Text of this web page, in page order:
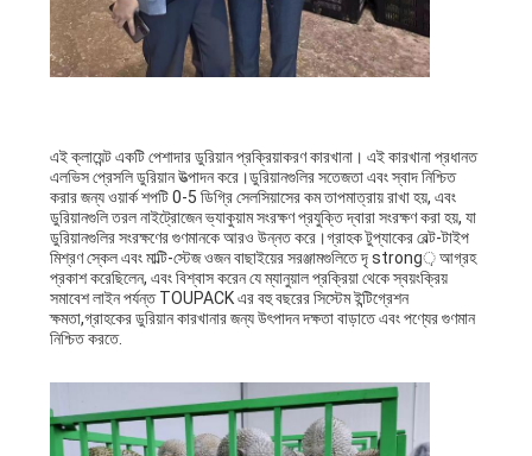
গোপনীয়তা
এই ক্লায়েন্ট একটি পেশাদার ডুরিয়ান প্রক্রিয়াকরণ কারখানা। এই কারখানা প্রধানত
এলভিস প্রেসলি ডুরিয়ান উত্পাদন করে।ডুরিয়ানগুলির সতেজতা এবং স্বাদ নিশ্চিত
করার জন্য ওয়ার্ক শপটি 0-5 ডিগ্রি সেলসিয়াসের কম তাপমাত্রায় রাখা হয়, এবং
ডুরিয়ানগুলি তরল নাইট্রোজেন ভ্যাকুয়াম সংরক্ষণ প্রযুক্তি দ্বারা সংরক্ষণ করা হয়, যা
ডুরিয়ানগুলির সংরক্ষণের গুণমানকে আরও উন্নত করে।গ্রাহক টুপ্যাকের বেল্ট-টাইপ
মিশ্রণ স্কেল এবং মাল্টি-স্টেজ ওজন বাছাইয়ের সরঞ্জামগুলিতে দৃ strong় আগ্রহ
প্রকাশ করেছিলেন, এবং বিশ্বাস করেন যে ম্যানুয়াল প্রক্রিয়া থেকে স্বয়ংক্রিয়
সমাবেশ লাইন পর্যন্ত TOUPACK এর বহু বছরের সিস্টেম ইন্টিগ্রেশন
ক্ষমতা,গ্রাহকের ডুরিয়ান কারখানার জন্য উৎপাদন দক্ষতা বাড়াতে এবং পণ্যের গুণমান
নিশ্চিত করতে.